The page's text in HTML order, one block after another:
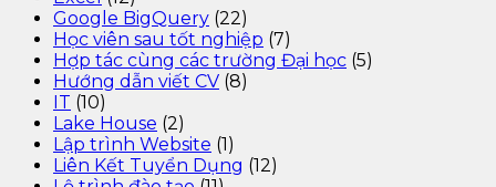
Google BigQuery (22)
Học viên sau tốt nghiệp (7)
Hợp tác cùng các trường Đại học (5)
Hướng dẫn viết CV (8)
IT (10)
Lake House (2)
Lập trình Website (1)
Liên Kết Tuyển Dụng (12)